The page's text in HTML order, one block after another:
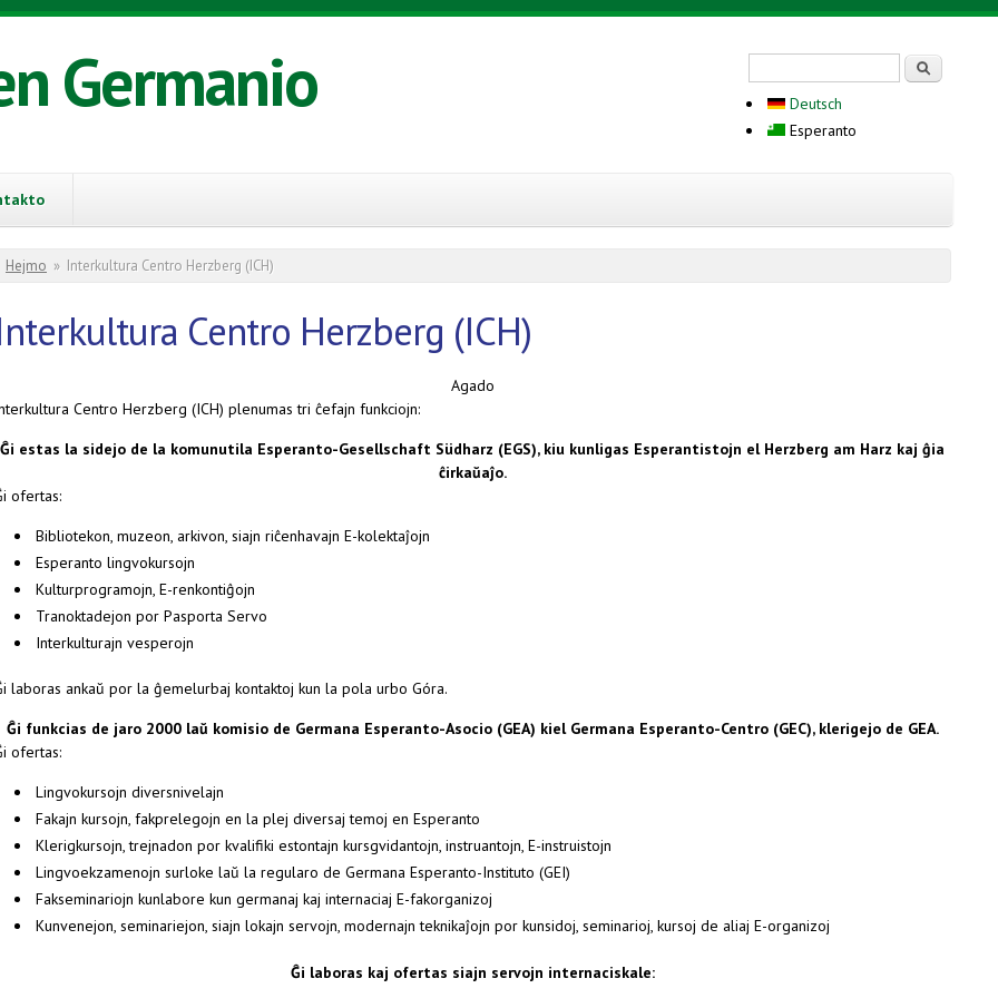
Germanio
Deutsch
Esperanto
You are here
Hejmo » Interkultura Centro Herzberg (ICH)
Centro Herzberg (ICH)
Agado
Centro Herzberg (ICH) plenumas tri ĉefajn funkciojn:
Ĝi estas la sidejo de la komunutila Esperanto-Gesellschaft Südharz (EGS), kiu kunligas Esperantistojn el Herzberg am Harz kaj ĝia
ĉirkaŭaĵo.
ofertas:
Bibliotekon, muzeon, arkivon, siajn riĉenhavajn E-kolektaĵojn
Esperanto lingvokursojn
Kulturprogramojn, E-renkontiĝojn
Tranoktadejon por Pasporta Servo
Interkulturajn vesperojn
laboras ankaŭ por la ĝemelurbaj kontaktoj kun la pola urbo Góra.
Ĝi funkcias de jaro 2000 laŭ komisio de Germana Esperanto-Asocio (GEA) kiel Germana Esperanto-Centro (GEC), klerigejo de GEA.
ofertas:
Lingvokursojn diversnivelajn
Fakajn kursojn, fakprelegojn en la plej diversaj temoj en Esperanto
Klerigkursojn, trejnadon por kvalifiki estontajn kursgvidantojn, instruantojn, E-instruistojn
Lingvoekzamenojn surloke laŭ la regularo de Germana Esperanto-Instituto (GEI)
Fakseminariojn kunlabore kun germanaj kaj internaciaj E-fakorganizoj
Kunvenejon, seminariejon, siajn lokajn servojn, modernajn teknikaĵojn por kunsidoj, seminarioj, kursoj de aliaj E-organizoj
Ĝi laboras kaj ofertas siajn servojn internaciskale: